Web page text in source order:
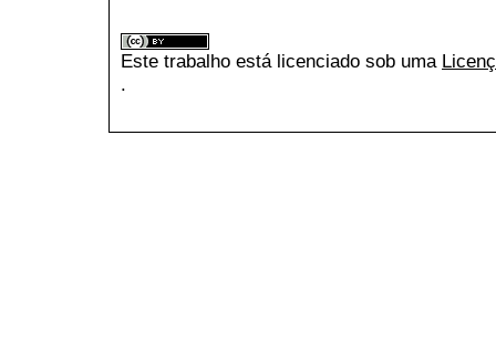
Este trabalho está licenciado sob uma
.